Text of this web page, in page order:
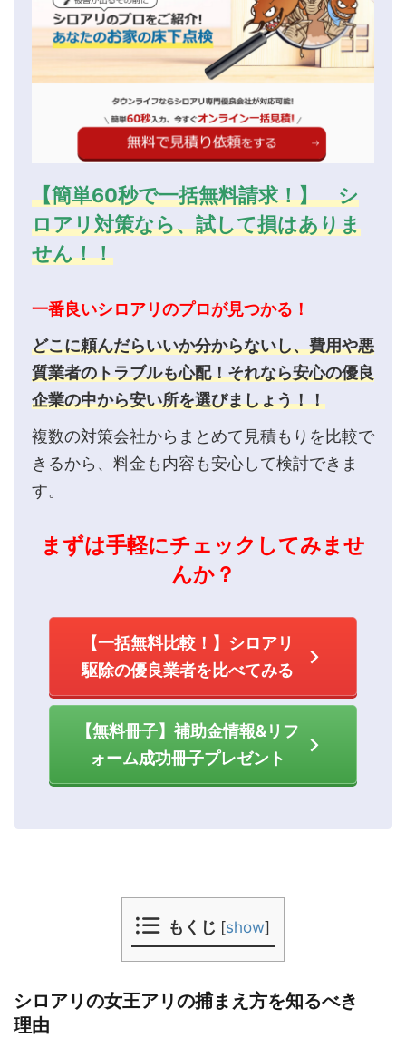
【簡単60秒で一括無料請求！】 シ
ロアリ対策なら、試して損はありま
せん！！
一番良いシロアリのプロが見つかる！
どこに頼んだらいいか分からないし、費用や悪
質業者のトラブルも心配！それなら安心の優良
企業の中から安い所を選びましょう！！
複数の対策会社からまとめて見積もりを比較で
きるから、料金も内容も安心して検討できま
す。
まずは手軽にチェックしてみませ
んか？
【一括無料比較！】シロアリ
駆除の優良業者を比べてみる
【無料冊子】補助金情報&リフ
ォーム成功冊子プレゼント
もくじ [show]
シロアリの女王アリの捕まえ方を知るべき
理由